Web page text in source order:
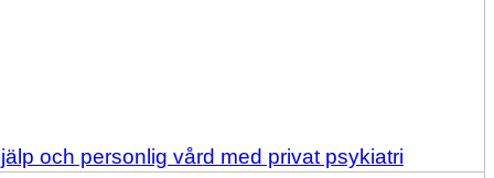
och personlig vård med privat psykiatri